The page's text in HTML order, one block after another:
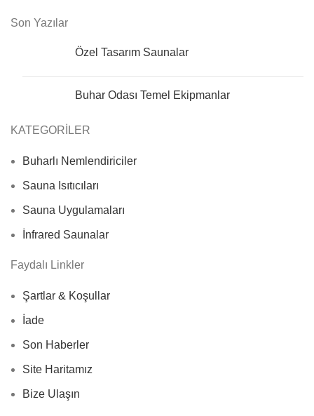
Son Yazılar
Özel Tasarım Saunalar
Buhar Odası Temel Ekipmanlar
KATEGORİLER
Buharlı Nemlendiriciler
Sauna Isıtıcıları
Sauna Uygulamaları
İnfrared Saunalar
Faydalı Linkler
Şartlar & Koşullar
İade
Son Haberler
Site Haritamız
Bize Ulaşın